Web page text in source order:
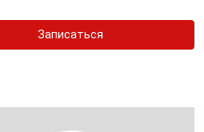
Записаться